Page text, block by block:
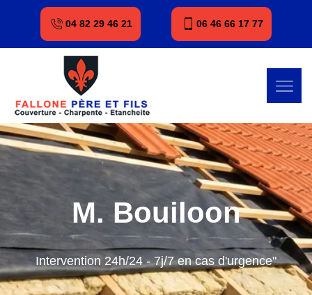
04 82 29 46 21 06 46 66 17 77
M. Bouiloon
Intervention 24h/24 - 7j/7 en cas d'urgence"